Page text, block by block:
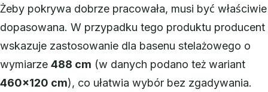
Żeby pokrywa dobrze pracowała, musi być właściwie
dopasowana. W przypadku tego produktu producent
wskazuje zastosowanie dla basenu stelażowego o
wymiarze 488 cm (w danych podano też wariant
460×120 cm), co ułatwia wybór bez zgadywania.